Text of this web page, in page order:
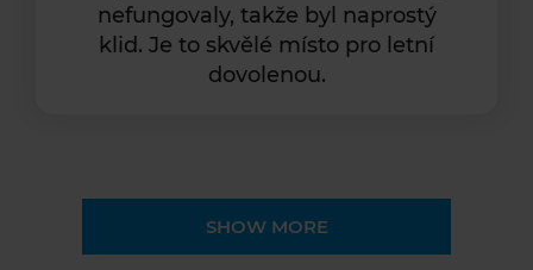
nefungovaly, takže byl naprostý
klid. Je to skvělé místo pro letní
dovolenou.
SHOW MORE